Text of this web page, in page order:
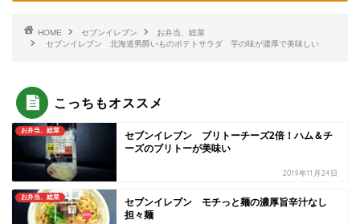
HOME セブンイレブン
お弁当、総菜
セブンイレブン 北海道男爵いものポテトサラダ 芋の味が濃厚で美味しい
こっちもオススメ
お弁当、総菜
セブンイレブン ブリトーチーズ2倍！ハム＆チ
ーズのブリトーが美味い
2019年11月24日
お弁当、総菜
セブンイレブン モチっと麺の濃厚旨辛汁なし
担々麺